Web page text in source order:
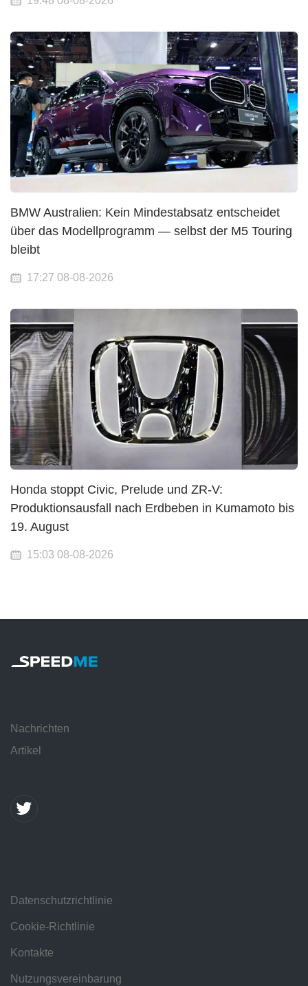
BMW Australien: Kein Mindestabsatz entscheidet
über das Modellprogramm — selbst der M5 Touring
bleibt
17:27 08-08-2026
Honda stoppt Civic, Prelude und ZR-V:
Produktionsausfall nach Erdbeben in Kumamoto bis
19. August
15:03 08-08-2026
Nachrichten
Artikel
Datenschutzrichtlinie
Cookie-Richtlinie
Kontakte
Nutzungsvereinbarung